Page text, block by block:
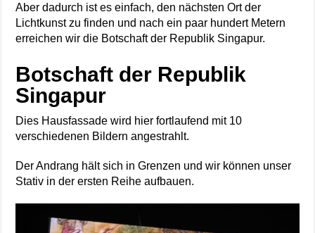
Aber dadurch ist es einfach, den nächsten Ort der
Lichtkunst zu finden und nach ein paar hundert Metern
erreichen wir die Botschaft der Republik Singapur.
Botschaft der Republik
Singapur
Dies Hausfassade wird hier fortlaufend mit 10
verschiedenen Bildern angestrahlt.
Der Andrang hält sich in Grenzen und wir können unser
Stativ in der ersten Reihe aufbauen.